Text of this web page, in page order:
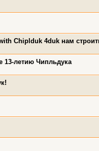
Chiplduk 4duk нам
13-летию Чипльдука